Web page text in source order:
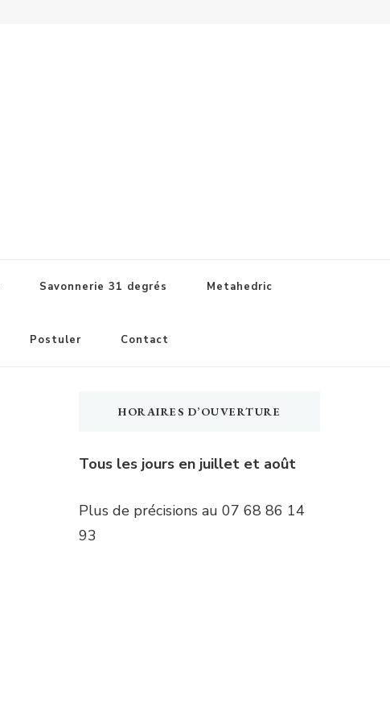
Savonnerie 31 degrés Metahedric
Postuler Contact
HORAIRES D’OUVERTURE
Tous les jours en juillet et août
Plus de précisions au 07 68 86 14
93